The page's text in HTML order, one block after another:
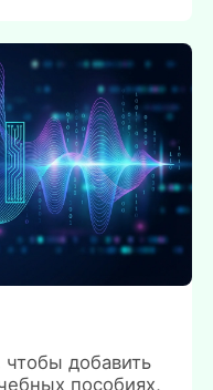
чтобы добавить
пособиях,